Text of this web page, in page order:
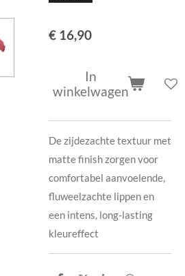
€ 16,90
In
winkelwagen
De zijdezachte textuur met
matte finish zorgen voor
comfortabel aanvoelende,
fluweelzachte lippen en
een intens, long-lasting
kleureffect